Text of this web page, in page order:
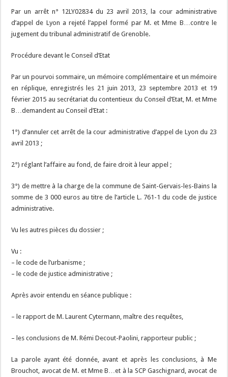
Par un arrêt n° 12LY02834 du 23 avril 2013, la cour administrative
d’appel de Lyon a rejeté l’appel formé par M. et Mme B…contre le
jugement du tribunal administratif de Grenoble.
Procédure devant le Conseil d’Etat
Par un pourvoi sommaire, un mémoire complémentaire et un mémoire
en réplique, enregistrés les 21 juin 2013, 23 septembre 2013 et 19
février 2015 au secrétariat du contentieux du Conseil d’Etat, M. et Mme
B…demandent au Conseil d’Etat :
1°) d’annuler cet arrêt de la cour administrative d’appel de Lyon du 23
avril 2013 ;
2°) réglant l’affaire au fond, de faire droit à leur appel ;
3°) de mettre à la charge de la commune de Saint-Gervais-les-Bains la
somme de 3 000 euros au titre de l’article L. 761-1 du code de justice
administrative.
Vu les autres pièces du dossier ;
Vu :
– le code de l’urbanisme ;
– le code de justice administrative ;
Après avoir entendu en séance publique :
– le rapport de M. Laurent Cytermann, maître des requêtes,
– les conclusions de M. Rémi Decout-Paolini, rapporteur public ;
La parole ayant été donnée, avant et après les conclusions, à Me
Brouchot, avocat de M. et Mme B…et à la SCP Gaschignard, avocat de